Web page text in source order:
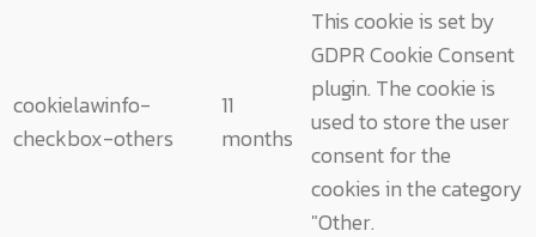
cookielawinfo-
checkbox-others
11
months
This cookie is set by
GDPR Cookie Consent
plugin. The cookie is
used to store the user
consent for the
cookies in the category
"Other.